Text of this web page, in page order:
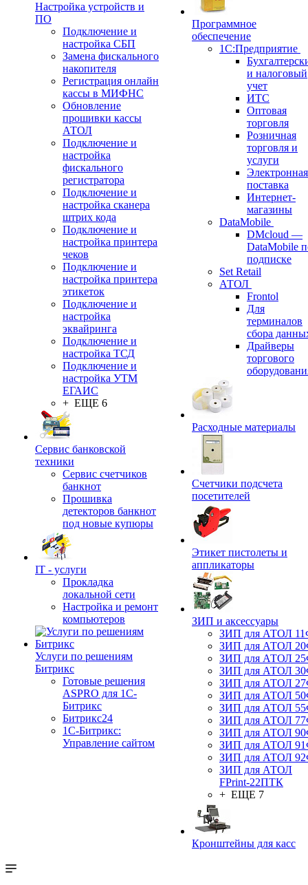
Настройка устройств и
ПО
Подключение и
настройка СБП
Замена фискального
накопителя
Регистрация онлайн
кассы в МИФНС
Обновление
прошивки кассы
АТОЛ
Подключение и
настройка
фискального
регистратора
Подключение и
настройка сканера
штрих кода
Подключение и
настройка принтера
чеков
Подключение и
настройка принтера
этикеток
Подключение и
настройка
эквайринга
Подключение и
настройка ТСД
Подключение и
настройка УТМ
ЕГАИС
+ ЕЩЕ 6
Сервис банковской
техники
Сервис счетчиков
банкнот
Прошивка
детекторов банкнот
под новые купюры
IT - услуги
Прокладка
локальной сети
Настройка и ремонт
компьютеров
Услуги по решениям
Битрикс
Готовые решения
ASPRO для 1С-
Битрикс
Битрикс24
1С-Битрикс:
Управление сайтом
Программное
обеспечение
1С:Предприятие
и налоговый
учет
ИТС
Оптовая
торговля
Розничная
торговля и
услуги
Электронная
поставка
Интернет-
магазины
DataMobile
DMcloud —
DataMobile
подписке
Set Retail
АТОЛ
Frontol
Для
терминалов
сбора
Драйверы
торгового
Расходные материалы
Счетчики подсчета
посетителей
Этикет пистолеты и
аппликаторы
ЗИП и аксессуары
ЗИП для АТОЛ
ЗИП для АТОЛ
ЗИП для АТОЛ
ЗИП для АТОЛ
ЗИП для АТОЛ
ЗИП для АТОЛ
ЗИП для АТОЛ
ЗИП для АТОЛ
ЗИП для АТОЛ
ЗИП для АТОЛ
ЗИП для АТОЛ
ЗИП для АТОЛ
FPrint-22ПТК
+ ЕЩЕ 7
Кронштейны для касс